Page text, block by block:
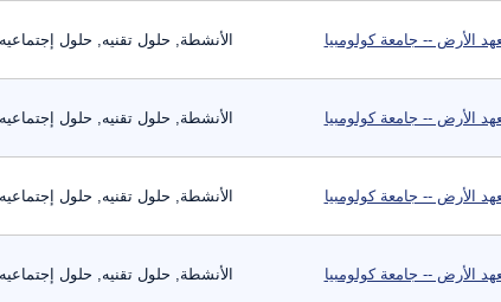
الأرض -- جامعة كولومبيا الأنشطة, حلول تقنيه, حلول إجتماعيه
الأرض -- جامعة كولومبيا الأنشطة, حلول تقنيه, حلول إجتماعيه
الأرض -- جامعة كولومبيا الأنشطة, حلول تقنيه, حلول إجتماعيه
الأرض -- جامعة كولومبيا الأنشطة, حلول تقنيه, حلول إجتماعيه